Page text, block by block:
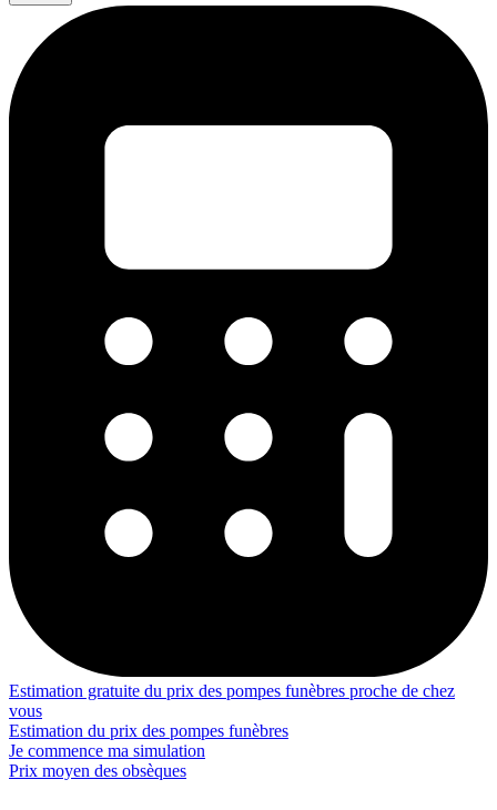
Estimation gratuite du prix des pompes funèbres proche de chez
vous
Estimation du prix des pompes funèbres
Je commence ma simulation
Prix moyen des obsèques